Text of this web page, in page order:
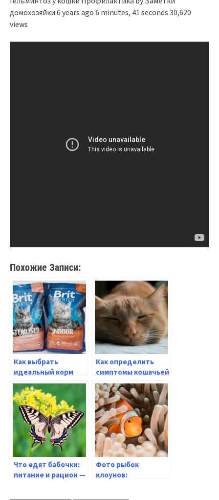
домохозяйки 6 years ago 6 minutes, 41 seconds 30,620
views
Похожие Записи:
Как выбрать
идеальный корм
для кошки:
подробное
руководство для
внимательных
хозяев
Как определить
симптомы кошачьей
чумки у вашего
кота: полезные
советы
Что едят бабочки:
питание и рацион —
Фото рыбок
клоунов: